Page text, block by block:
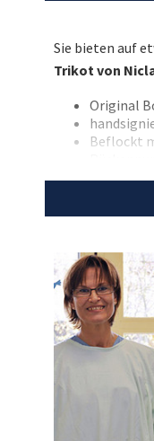
Sie damit die
Entdecken Sie
weitere
Sie bieten auf
Trikot von
Original
Beflockt
Marke:
Größe: L
Abzug von